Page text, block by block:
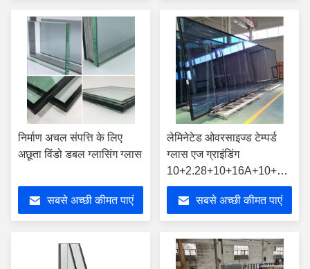
निर्माण अचल संपत्ति के लिए
अछूता विंडो डबल ग्लासिंग ग्लास
सबसे अच्छी कीमत पाएं
लेमिनेटेड ओवरसाइज्ड टेम्पर्ड
ग्लास एज ग्राइंडिंग
मिमी
सबसे अच्छी कीमत पाएं